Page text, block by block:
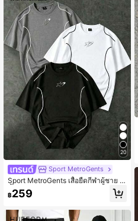
20
Sport MetroGents
Sport MetroGents เสื้อยืดกีฬาผู้ชาย 1
ชิ้น แต่งขอบสีตัดกัน พิมพ์ลายดาว สำห
รับยิม
฿259